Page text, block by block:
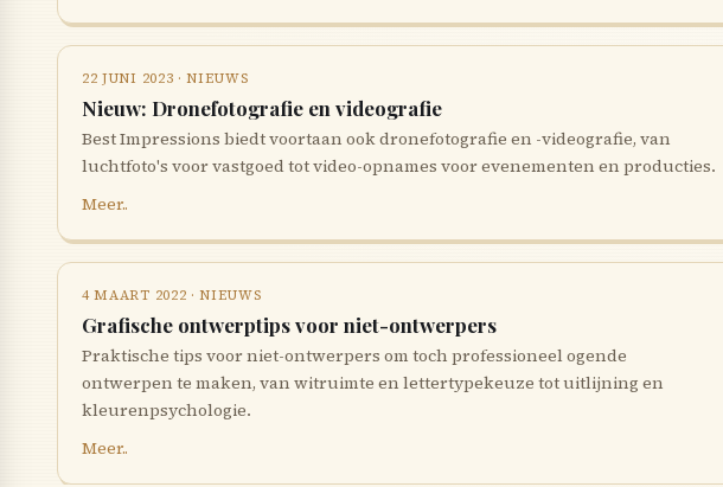
22 JUNI 2023 · NIEUWS
Nieuw: Dronefotografie en videografie
Best Impressions biedt voortaan ook dronefotografie en -videografie, van
luchtfoto's voor vastgoed tot video-opnames voor evenementen en producties.
Meer..
4 MAART 2022 · NIEUWS
Grafische ontwerptips voor niet-ontwerpers
Praktische tips voor niet-ontwerpers om toch professioneel ogende
ontwerpen te maken, van witruimte en lettertypekeuze tot uitlijning en
kleurenpsychologie.
Meer..